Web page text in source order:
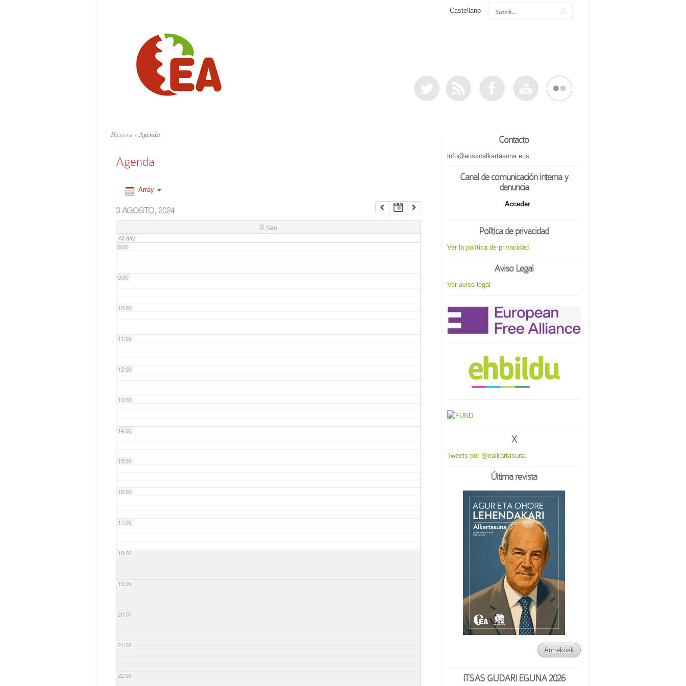
Castellano
Hasiera »Agenda
Agenda
Array
3 AGOSTO, 2024
3 Sab
All-day
6:00
8:00
9:00
10:00
11:00
12:00
13:00
14:00
15:00
16:00
17:00
18:00
19:00
20:00
21:00
22:00
Contacto
info@euskoalkartasuna.eus
Canal de comunicación interna y
denuncia
Acceder
Política de privacidad
Ver la política de privacidad
Aviso Legal
Ver aviso legal
X
Tweets por @ealkartasuna
Última revista
Aurrekoak
ITSAS GUDARI EGUNA 2026